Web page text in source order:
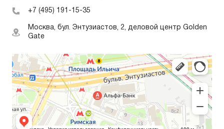
+7 (495) 191-15-35
Москва, бул. Энтузиастов, 2, деловой центр Golden
Gate